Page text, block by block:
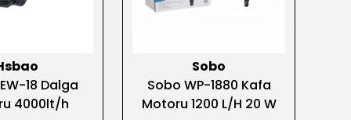
18 Dalga
4000lt/h
Sobo
Sobo WP-1880 Kafa
Motoru 1200 L/H 20 W